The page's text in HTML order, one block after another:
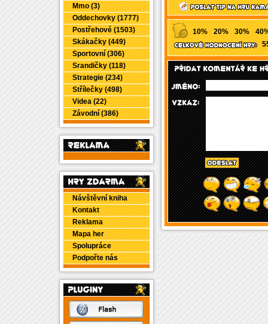
Mmo (3)
Oddechovky (1777)
Postřehové (1503)
Skákačky (449)
Sportovní (306)
Srandičky (118)
Strategie (234)
Střílečky (498)
Videa (22)
Závodní (386)
Návštěvní kniha
Kontakt
Reklama
Mapa her
Spolupráce
Podpořte nás
10% 20% 30%